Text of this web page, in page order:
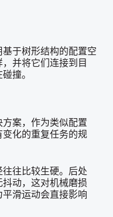
于树形结构的配置空
并将它们连接到目
撞。
案，作为类似配置
化的重复任务的规
往比较生硬。后处
动，这对机械磨损
滑运动会直接影响